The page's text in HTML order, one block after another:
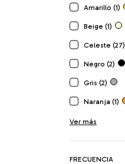
Amarillo (1)
Beige (1)
Celeste (27)
Negro (2)
Gris (2)
Naranja (1)
Ver más
FRECUENCIA